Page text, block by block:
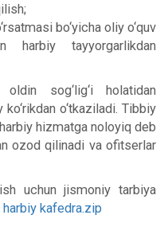
bo‘yicha oliy o‘quv
harbiy tayyorgarlikdan
oldin sog‘lig‘i holatidan
o‘tkaziladi. Tibbiy
hizmatga noloyiq deb
ozod qilinadi va ofitserlar
uchun jismoniy tarbiya
harbiy kafedra.zip